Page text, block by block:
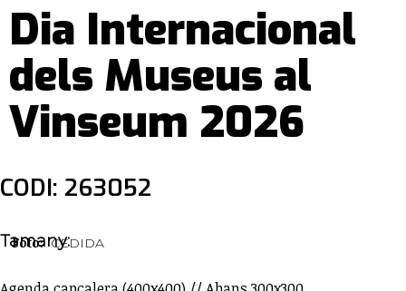
Dia Internacional
dels Museus al
Vinseum 2026
CODI: 263052
Foto: CEDIDA
Tamany: